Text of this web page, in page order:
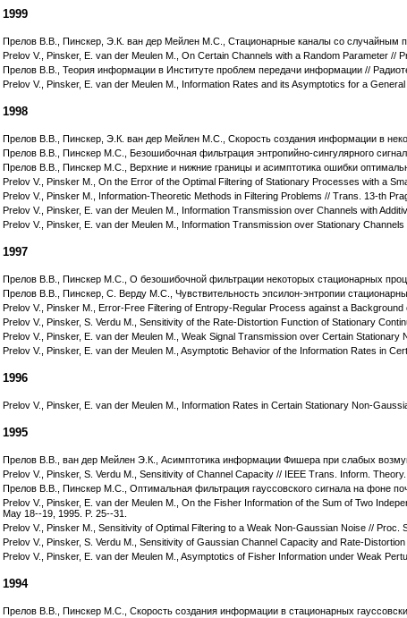
1999
Прелов В.В., Пинскер, Э.К. ван дер Мейлен М.С., Стационарные каналы со
Prelov V., Pinsker, E. van der Meulen M., On Certain Channels with a Random Parameter
Прелов В.В., Теория информации в Институте проблем передачи информации //
Prelov V., Pinsker, E. van der Meulen M., Information Rates and its Asymptotics for a
1998
Прелов В.В., Пинскер, Э.К. ван дер Мейлен М.С., Скорость создания информации в
Прелов В.В., Пинскер М.С., Безошибочная фильтрация энтропийно-сингулярного
Прелов В.В., Пинскер М.С., Верхние и нижние границы и асимптотика ошибки
Prelov V., Pinsker M., On the Error of the Optimal Filtering of Stationary Processes with a
Prelov V., Pinsker M., Information-Theoretic Methods in Filtering Problems // Trans. 13-th
Prelov V., Pinsker, E. van der Meulen M., Information Transmission over Channels with
Prelov V., Pinsker, E. van der Meulen M., Information Transmission over Stationary
1997
Прелов В.В., Пинскер М.С., О безошибочной фильтрации некоторых стационарных
Прелов В.В., Пинскер, С. Верду М.С., Чувствительность эпсилон-энтропии
Prelov V., Pinsker M., Error-Free Filtering of Entropy-Regular Process against a
Prelov V., Pinsker, S. Verdu M., Sensitivity of the Rate-Distortion Function of Stationary
Prelov V., Pinsker, E. van der Meulen M., Weak Signal Transmission over Certain
Prelov V., Pinsker, E. van der Meulen M., Asymptotic Behavior of the Information Rates in
1996
Prelov V., Pinsker, E. van der Meulen M., Information Rates in Certain Stationary Non-
1995
Прелов В.В., ван дер Мейлен Э.К., Асимптотика информации Фишера при слабых
Prelov V., Pinsker, S. Verdu M., Sensitivity of Channel Capacity // IEEE Trans. Inform. Theory.
Прелов В.В., Пинскер М.С., Оптимальная фильтрация гауссовского сигнала на фоне
Prelov V., Pinsker, E. van der Meulen M., On the Fisher Information of the Sum of Two
May 18--19, 1995. P. 25--31.
Prelov V., Pinsker M., Sensitivity of Optimal Filtering to a Weak Non-Gaussian Noise //
Prelov V., Pinsker, S. Verdu M., Sensitivity of Gaussian Channel Capacity and Rate-
Prelov V., Pinsker, E. van der Meulen M., Asymptotics of Fisher Information under Weak
1994
Прелов В.В., Пинскер М.С., Скорость создания информации в стационарных